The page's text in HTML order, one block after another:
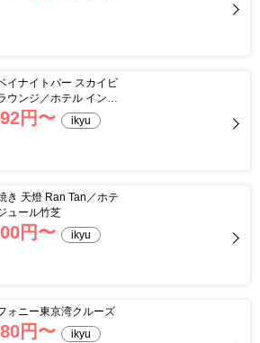
イナイトバー スカイビ
ウンジ／ホテル インタ
チネンタル 東京ベイ
円〜 ikyu
き 天燈 Ran Tan／ホテ
ュール竹芝
円〜 ikyu
ォニー東京湾クルーズ
円〜 ikyu